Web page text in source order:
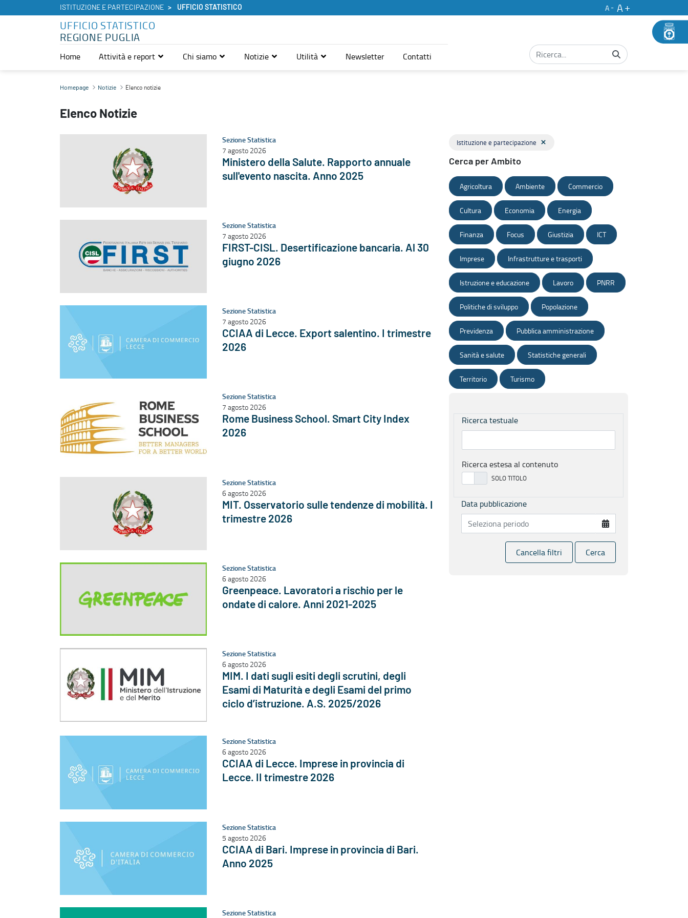
ISTITUZIONE E PARTECIPAZIONE UFFICIO STATISTICO A
A
UFFICIO STATISTICO
REGIONE PUGLIA
Home Attività e report Chi siamo Notizie Utilità Newsletter Contatti
Elenco notizie - Ufficio Statistico
Homepage Notizie Elenco notizie
Elenco Notizie
Sezione Statistica
7 agosto 2026
Ministero della Salute. Rapporto annuale
sull'evento nascita. Anno 2025
Sezione Statistica
7 agosto 2026
FIRST-CISL. Desertificazione bancaria. Al 30
giugno 2026
Sezione Statistica
7 agosto 2026
CCIAA di Lecce. Export salentino. I trimestre
2026
Sezione Statistica
7 agosto 2026
Rome Business School. Smart City Index
2026
Sezione Statistica
6 agosto 2026
MIT. Osservatorio sulle tendenze di mobilità. I
trimestre 2026
Sezione Statistica
6 agosto 2026
Greenpeace. Lavoratori a rischio per le
ondate di calore. Anni 2021-2025
Sezione Statistica
6 agosto 2026
MIM. I dati sugli esiti degli scrutini, degli
Esami di Maturità e degli Esami del primo
ciclo d’istruzione. A.S. 2025/2026
Sezione Statistica
6 agosto 2026
CCIAA di Lecce. Imprese in provincia di
Lecce. II trimestre 2026
Sezione Statistica
5 agosto 2026
CCIAA di Bari. Imprese in provincia di Bari.
Anno 2025
Sezione Statistica
Istituzione e partecipazione
Cerca per Ambito
Agricoltura Ambiente Commercio
Cultura Economia Energia
Finanza Focus Giustizia ICT
Imprese Infrastrutture e trasporti
Istruzione e educazione Lavoro PNRR
Politiche di sviluppo Popolazione
Previdenza Pubblica amministrazione
Sanità e salute Statistiche generali
Territorio Turismo
Ricerca testuale
Ricerca estesa al contenuto
Data pubblicazione
Cancella filtri Cerca